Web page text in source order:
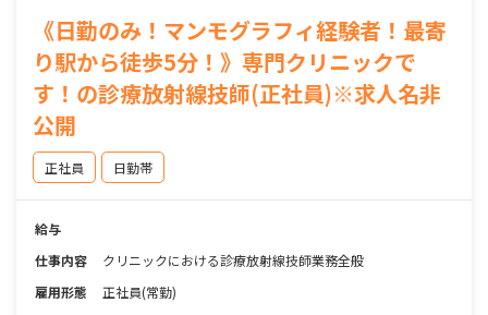
《日勤のみ！マンモグラフィ経験者！最寄
り駅から徒歩5分！》専門クリニックで
す！の診療放射線技師(正社員)※求人名非
公開
正社員 日勤帯
給与
仕事内容
クリニックにおける診療放射線技師業務全般
雇用形態
正社員(常勤)